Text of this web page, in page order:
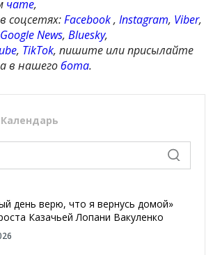
чате,
соцсетях:Facebook,Instagram, Viber,
Google News,Bluesky,
, TikTok, пишите или присылайте
в нашегобота.
Календарь
день верю, что я вернусь домой»
Казачьей Лопани Вакуленко